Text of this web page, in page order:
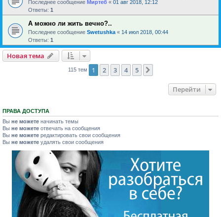
Последнее сообщение Миртеб « 01 авг 2018, 12:12
Ответы: 1
А можно ли жить вечно?..
Последнее сообщение Swetushka « 14 июл 2018, 00:44
Ответы: 1
Новая тема
115 тем 1 2 3 4 5
Перейти
ПРАВА ДОСТУПА
Вы не можете начинать темы
Вы не можете отвечать на сообщения
Вы не можете редактировать свои сообщения
Вы не можете удалять свои сообщения